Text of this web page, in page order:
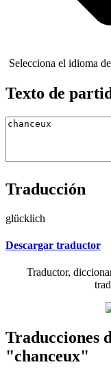
Selecciona el idioma
Texto de
Traducción
glücklich
Descargar traductor
Traductor,
Traducciones
"chanceux"